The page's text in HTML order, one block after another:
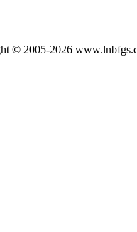
© 2005-2026